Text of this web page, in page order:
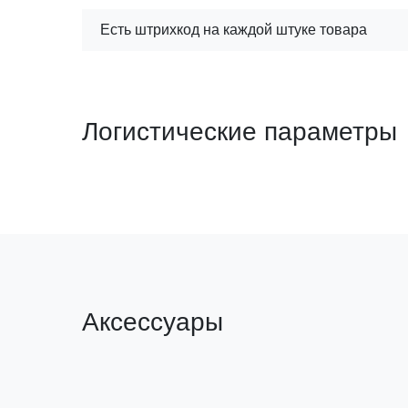
Есть штрихкод на каждой штуке товара
Логистические параметры
Аксессуары